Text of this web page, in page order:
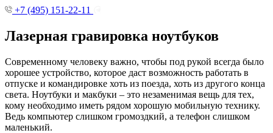
+7 (495) 151-22-11
Лазерная гравировка ноутбуков
Современному человеку важно, чтобы под рукой всегда было
хорошее устройство, которое даст возможность работать в
отпуске и командировке хоть из поезда, хоть из другого конца
света. Ноутбуки и макбуки – это незаменимая вещь для тех,
кому необходимо иметь рядом хорошую мобильную технику.
Ведь компьютер слишком громоздкий, а телефон слишком
маленький.